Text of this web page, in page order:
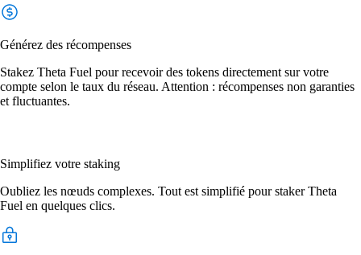
Générez des récompenses
Stakez Theta Fuel pour recevoir des tokens directement sur votre
compte selon le taux du réseau. Attention : récompenses non garanties
et fluctuantes.
Simplifiez votre staking
Oubliez les nœuds complexes. Tout est simplifié pour staker Theta
Fuel en quelques clics.